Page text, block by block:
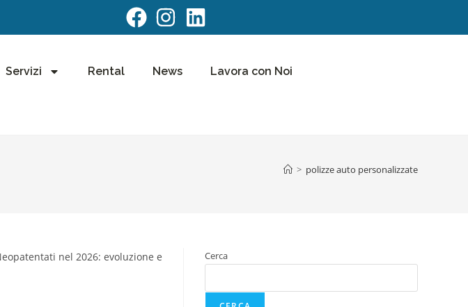
Servizi Rental News Lavora con Noi
> polizze auto personalizzate
nel 2026: evoluzione e
Cerca